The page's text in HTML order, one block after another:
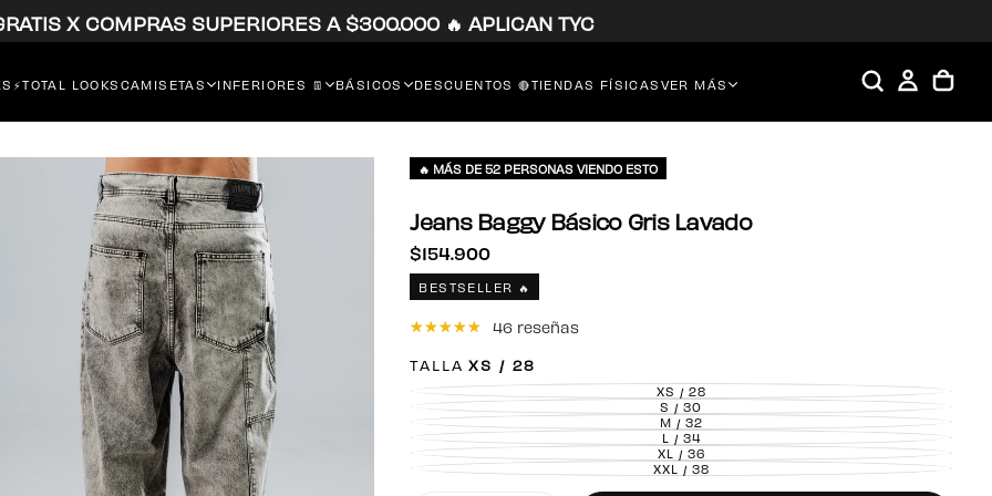
X COMPRAS SUPERIORES A $300.000 🔥 APLICAN TYC
TOTAL LOOKSCAMISETAS INFERIORES 👖 BÁSICOS DESCUENTOS 🔴TIENDAS FÍSICASVER MÁS
🔥 MÁS DE 52 PERSONAS VIENDO ESTO
Jeans Baggy Básico Gris Lavado
$154.900
Precio
regular
$154.900
BESTSELLER 🔥
46 reseñas
TALLA XS / 28
XS / 28VARIANTE
AGOTADA
O
NO
DISPONIBLE
S / 30VARIANTE
AGOTADA
O
NO
DISPONIBLE
M / 32VARIANTE
AGOTADA
O
NO
DISPONIBLE
L / 34
VARIANTE
AGOTADA
O
NO
XL / 36VARIANTE
AGOTADA
O
NO
XXL / 38VARIANTE